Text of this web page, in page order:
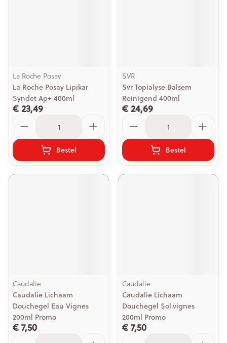
La Roche Posay
La Roche Posay Lipikar
Syndet Ap+ 400ml
€ 23,49
Bestel
SVR
Svr Topialyse Balsem
Reinigend 400ml
€ 24,69
Bestel
Caudalie
Caudalie Lichaam
Douchegel Eau Vignes
200ml Promo
€ 7,50
Caudalie
Caudalie Lichaam
Douchegel Sol.vignes
200ml Promo
€ 7,50